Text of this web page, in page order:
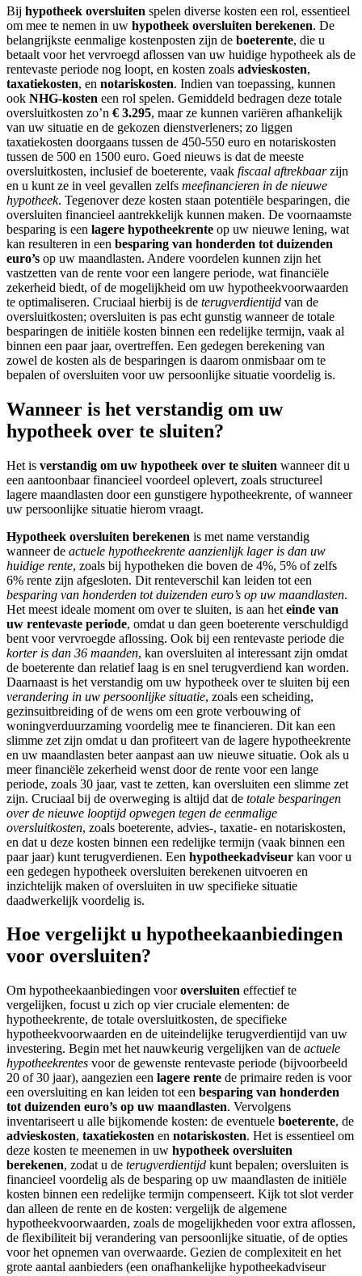
Bij hypotheek oversluiten spelen diverse kosten een rol, essentieel
om mee te nemen in uw hypotheek oversluiten berekenen. De
belangrijkste eenmalige kostenposten zijn de boeterente, die u
betaalt voor het vervroegd aflossen van uw huidige hypotheek als de
rentevaste periode nog loopt, en kosten zoals advieskosten,
taxatiekosten, en notariskosten. Indien van toepassing, kunnen
ook NHG-kosten een rol spelen. Gemiddeld bedragen deze totale
oversluitkosten zo’n € 3.295, maar ze kunnen variëren afhankelijk
van uw situatie en de gekozen dienstverleners; zo liggen
taxatiekosten doorgaans tussen de 450-550 euro en notariskosten
tussen de 500 en 1500 euro. Goed nieuws is dat de meeste
oversluitkosten, inclusief de boeterente, vaak fiscaal aftrekbaarzijn
en u kunt ze in veel gevallen zelfs meefinancieren in de nieuwe
hypotheek. Tegenover deze kosten staan potentiële besparingen, die
oversluiten financieel aantrekkelijk kunnen maken. De voornaamste
besparing is een lagere hypotheekrente op uw nieuwe lening, wat
kan resulteren in een besparing van honderden tot duizenden
euro’s op uw maandlasten. Andere voordelen kunnen zijn het
vastzetten van de rente voor een langere periode, wat financiële
zekerheid biedt, of de mogelijkheid om uw hypotheekvoorwaarden
te optimaliseren. Cruciaal hierbij is de terugverdientijd van de
oversluitkosten; oversluiten is pas echt gunstig wanneer de totale
besparingen de initiële kosten binnen een redelijke termijn, vaak al
binnen een paar jaar, overtreffen. Een gedegen berekening van
zowel de kosten als de besparingen is daarom onmisbaar om te
bepalen of oversluiten voor uw persoonlijke situatie voordelig is.
Wanneer is het verstandig om uw
hypotheek over te sluiten?
Het is verstandig om uw hypotheek over te sluiten wanneer dit u
een aantoonbaar financieel voordeel oplevert, zoals structureel
lagere maandlasten door een gunstigere hypotheekrente, of wanneer
uw persoonlijke situatie hierom vraagt.
Hypotheek oversluiten berekenen is met name verstandig
wanneer de actuele hypotheekrente aanzienlijk lager is dan uw
huidige rente, zoals bij hypotheken die boven de 4%, 5% of zelfs
6% rente zijn afgesloten. Dit renteverschil kan leiden tot een
besparing van honderden tot duizenden euro’s op uw maandlasten.
Het meest ideale moment om over te sluiten, is aan het einde van
uw rentevaste periode, omdat u dan geen boeterente verschuldigd
bent voor vervroegde aflossing. Ook bij een rentevaste periode die
korter is dan 36 maanden, kan oversluiten al interessant zijn omdat
de boeterente dan relatief laag is en snel terugverdiend kan worden.
Daarnaast is het verstandig om uw hypotheek over te sluiten bij een
verandering in uw persoonlijke situatie, zoals een scheiding,
gezinsuitbreiding of de wens om een grote verbouwing of
woningverduurzaming voordelig mee te financieren. Dit kan een
slimme zet zijn omdat u dan profiteert van de lagere hypotheekrente
en uw maandlasten beter aanpast aan uw nieuwe situatie. Ook als u
meer financiële zekerheid wenst door de rente voor een lange
periode, zoals 30 jaar, vast te zetten, kan oversluiten een slimme zet
zijn. Cruciaal bij de overweging is altijd dat de totale besparingen
over de nieuwe looptijd opwegen tegen de eenmalige
oversluitkosten, zoals boeterente, advies-, taxatie- en notariskosten,
en dat u deze kosten binnen een redelijke termijn (vaak binnen een
paar jaar) kunt terugverdienen. Een hypotheekadviseur kan voor u
een gedegen hypotheek oversluiten berekenen uitvoeren en
inzichtelijk maken of oversluiten in uw specifieke situatie
daadwerkelijk voordelig is.
Hoe vergelijkt u hypotheekaanbiedingen
voor oversluiten?
Om hypotheekaanbiedingen vooroversluiten effectief te
vergelijken, focust u zich op vier cruciale elementen: de
hypotheekrente, de totale oversluitkosten, de specifieke
hypotheekvoorwaarden en de uiteindelijke terugverdientijd van uw
investering. Begin met het nauwkeurig vergelijken van de actuele
hypotheekrentes voor de gewenste rentevaste periode (bijvoorbeeld
20 of 30 jaar), aangezien een lagere rente de primaire reden is voor
een oversluiting en kan leiden tot een besparing van honderden
tot duizenden euro’s op uw maandlasten. Vervolgens
inventariseert u alle bijkomende kosten: de eventuele boeterente, de
advieskosten, taxatiekosten en notariskosten. Het is essentieel om
deze kosten te meenemen in uw hypotheek oversluiten
berekenen, zodat u de terugverdientijd kunt bepalen; oversluiten is
financieel voordelig als de besparing op uw maandlasten de initiële
kosten binnen een redelijke termijn compenseert. Kijk tot slot verder
dan alleen de rente en de kosten: vergelijk de algemene
hypotheekvoorwaarden, zoals de mogelijkheden voor extra aflossen,
de flexibiliteit bij verandering van persoonlijke situatie, of de opties
voor het opnemen van overwaarde. Gezien de complexiteit en het
grote aantal aanbieders (een onafhankelijke hypotheekadviseur